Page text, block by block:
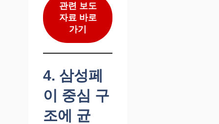
관련 보도
자료 바로
가기
4. 삼성페
이 중심 구
조에 균